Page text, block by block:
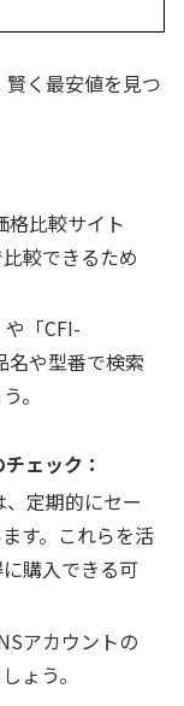
く最安値を見つ
格比較サイト
較できるため
や「CFI-
名や型番で検索
。
ェック：
定期的にセー
す。これらを活
購入できる可
アカウントの
ょう。